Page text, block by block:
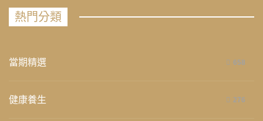
熱門分類
當期精選 658
健康養生 276